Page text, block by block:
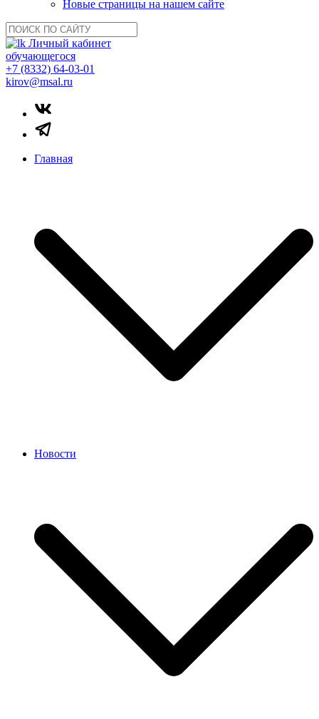
Новые страницы на нашем сайте
Личный кабинет
обучающегося
+7 (8332) 64-03-01
kirov@msal.ru
Главная
Новости